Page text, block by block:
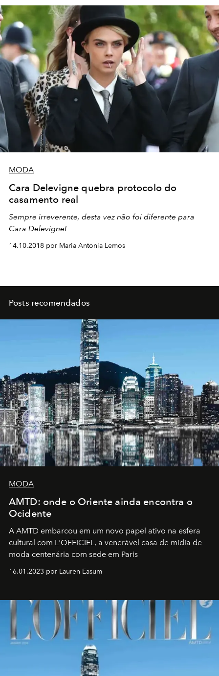
MODA
Cara Delevigne quebra protocolo do
casamento real
Sempre irreverente, desta vez não foi diferente para
Cara Delevigne!
14.10.2018 por Maria Antonia Lemos
Posts recomendados
MODA
AMTD: onde o Oriente ainda encontra o
Ocidente
A AMTD embarcou em um novo papel ativo na esfera
cultural com L'OFFICIEL, a venerável casa de mídia de
moda centenária com sede em Paris
16.01.2023 por Lauren Easum